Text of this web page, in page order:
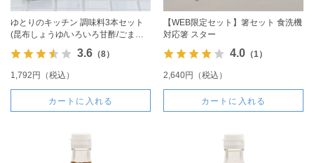
ゆとりのキッチン 調味料3本セット
(昆布しょうゆ/いろいろ甘酢/ごまだ
れ)
3.6（8）
1,792円（税込）
カートに入れる
【WEB限定セット】箸セット 食洗機
対応箸 スター
4.0（1）
2,640円（税込）
カートに入れる